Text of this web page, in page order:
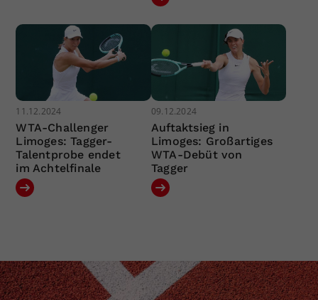
11.12.2024
WTA-Challenger
Limoges: Tagger-
Talentprobe endet
im Achtelfinale
09.12.2024
Auftaktsieg in
Limoges: Großartiges
WTA-Debüt von
Tagger